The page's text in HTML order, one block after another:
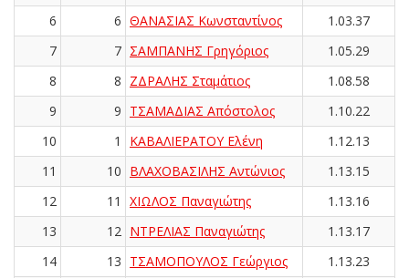
6
6 ΘΑΝΑΣΙΑΣ Κωνσταντίνος
1.03.37
7
7 ΣΑΜΠΑΝΗΣ Γρηγόριος
1.05.29
8
8 ΖΔΡΑΛΗΣ Σταμάτιος
1.08.58
9
9 ΤΣΑΜΑΔΙΑΣ Απόστολος
1.10.22
10
1 ΚΑΒΑΛΙΕΡΑΤΟΥ Ελένη
1.12.13
11
10 ΒΛΑΧΟΒΑΣΙΛΗΣ Αντώνιος
1.13.15
12
11 ΧΙΩΛΟΣ Παναγιώτης
1.13.16
13
12 ΝΤΡΕΛΙΑΣ Παναγιώτης
1.13.17
14
13 ΤΣΑΜΟΠΟΥΛΟΣ Γεώργιος
1.13.23